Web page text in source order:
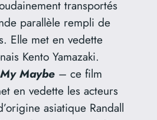
transportés
parallèle rempli de
Elle met en vedette
Kento Yamazaki.
Maybe– ce film
en vedette les acteurs
asiatique Randall